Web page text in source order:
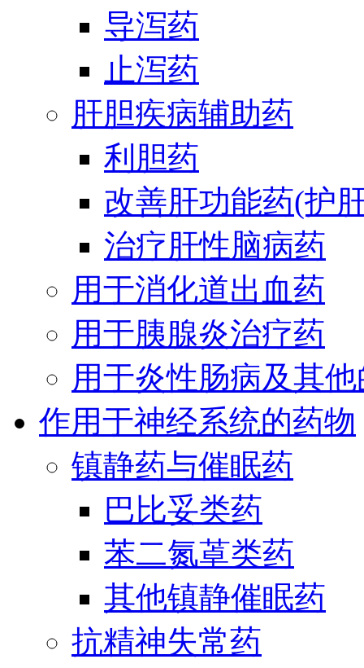
导泻药
止泻药
肝胆疾病辅助药
利胆药
改善肝功能药(护
治疗肝性脑病药
用于消化道出血药
用于胰腺炎治疗药
用于炎性肠病及其
作用于神经系统的药物
镇静药与催眠药
巴比妥类药
苯二氮䓬类药
其他镇静催眠药
抗精神失常药